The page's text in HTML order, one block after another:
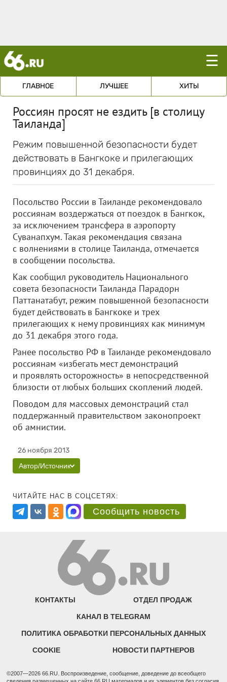
☰
ГЛАВНОЕ ЛУЧШЕЕ ХИТЫ
Россиян просят не ездить [в столицу
Таиланда]
Режим повышенной безопасности будет
действовать в Бангкоке и прилегающих
провинциях до 31 декабря.
Посольство России в Таиланде рекомендовало
россиянам воздержаться от поездок в Бангкок,
за исключением трансфера в аэропорту
Суванапхум. Такая рекомендация связана
с волнениями в столице Таиланда, отмечается
в сообщении посольства.
Как сообщил руководитель Национального
совета безопасности Таиланда Парадорн
Паттанатабут, режим повышенной безопасности
будет действовать в Бангкоке и трех
прилегающих к нему провинциях как минимум
до 31 декабря этого года.
Ранее посольство РФ в Таиланде рекомендовало
россиянам «избегать мест демонстраций
и проявлять осторожность» в непосредственной
близости от любых больших скоплений людей.
Поводом для массовых демонстраций стал
поддержанный правительством законопроект
об амнистии.
26 ноября 2013
Автор/Источник
ЧИТАЙТЕ НАС В СОЦСЕТЯХ:
Сообщить новость
КОНТАКТЫ ОТДЕЛ ПРОДАЖ
КАНАЛ В TELEGRAM
ПОЛИТИКА ОБРАБОТКИ ПЕРСОНАЛЬНЫХ ДАННЫХ
COOKIE НОВОСТИ ПАРТНЕРОВ
©2007—2026 66.RU. Воспроизведение, сообщение, доведение до всеобщего